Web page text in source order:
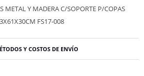
METAL Y MADERA C/SOPORTE P/COPAS
FS17-008
Y COSTOS DE ENVÍO